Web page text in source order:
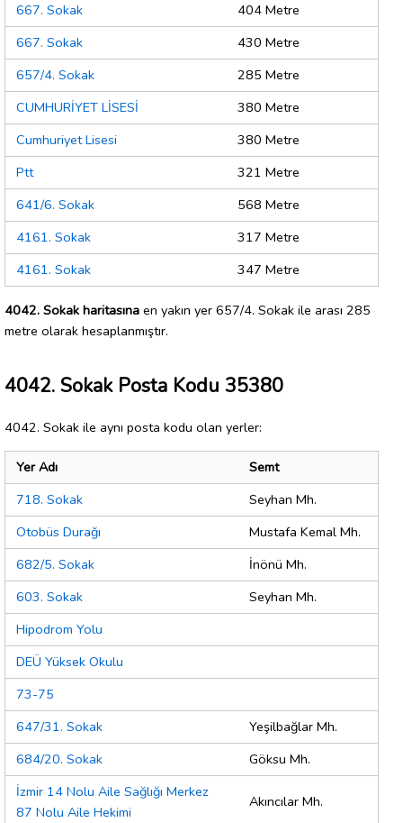
667. Sokak
404 Metre
667. Sokak
430 Metre
657/4. Sokak
285 Metre
CUMHURİYET LİSESİ
380 Metre
Cumhuriyet Lisesi
380 Metre
Ptt
321 Metre
641/6. Sokak
568 Metre
4161. Sokak
317 Metre
4161. Sokak
347 Metre
4042. Sokak haritasına en yakın yer 657/4. Sokak ile arası 285
metre olarak hesaplanmıştır.
4042. Sokak Posta Kodu 35380
4042. Sokak ile aynı posta kodu olan yerler:
Yer Adı
Semt
718. Sokak
Seyhan Mh.
Otobüs Durağı
Mustafa Kemal Mh.
682/5. Sokak
İnönü Mh.
603. Sokak
Seyhan Mh.
Hipodrom Yolu
DEÜ Yüksek Okulu
73-75
647/31. Sokak
Yeşilbağlar Mh.
684/20. Sokak
Göksu Mh.
İzmir 14 Nolu Aile Sağlığı Merkez
87 Nolu Aile Hekimi
Akıncılar Mh.